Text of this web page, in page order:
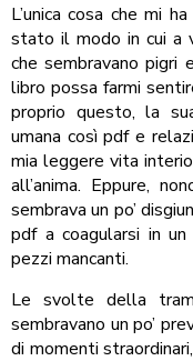
L’unica cosa che mi
stato il modo in cui a
che sembravano pigri
libro possa farmi
proprio questo, la
umana così pdf e
mia leggere vita
all’anima. Eppure,
sembrava un po’
pdf a coagularsi in
pezzi mancanti.
Le svolte della
sembravano un po’
di momenti